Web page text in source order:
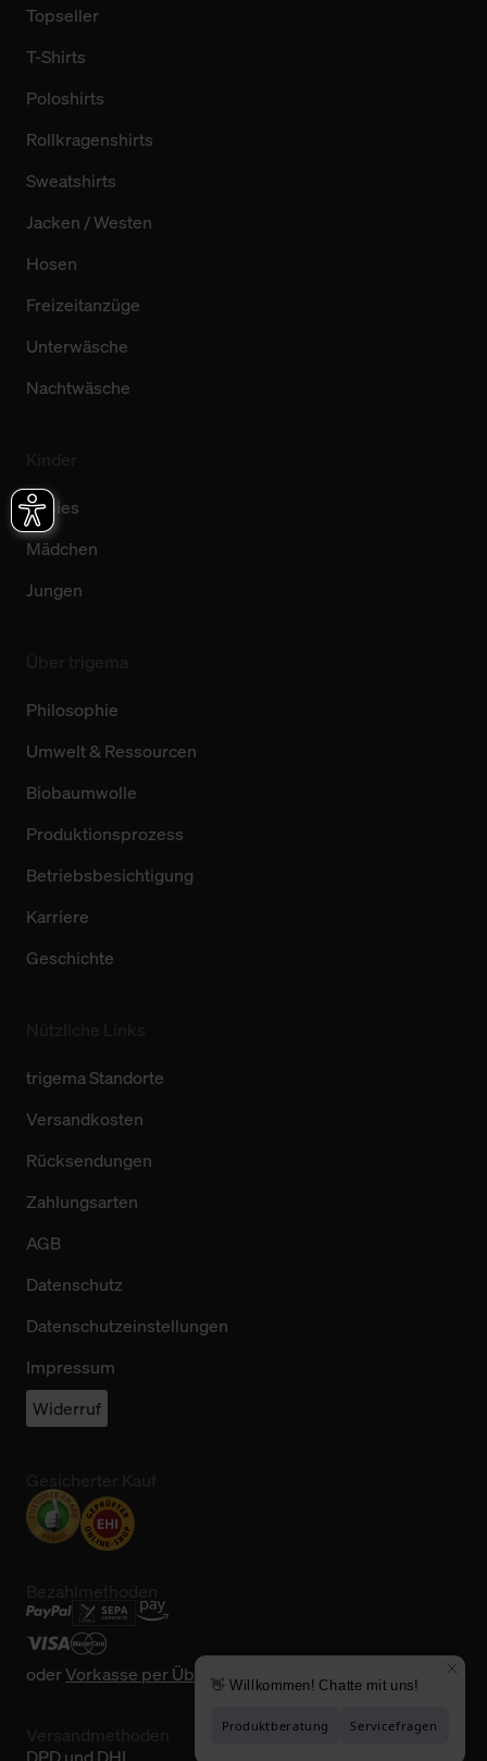
Topseller
T-Shirts
Poloshirts
Rollkragenshirts
Sweatshirts
Jacken / Westen
Hosen
Freizeitanzüge
Unterwäsche
Nachtwäsche
Babies
Mädchen
Jungen
Philosophie
Umwelt & Ressourcen
Biobaumwolle
Produktionsprozess
Betriebsbesichtigung
Karriere
Geschichte
trigema Standorte
Versandkosten
Rücksendungen
Zahlungsarten
AGB
Datenschutz
Datenschutzeinstellungen
Impressum
Widerruf
oderVorkasse per Überweisung